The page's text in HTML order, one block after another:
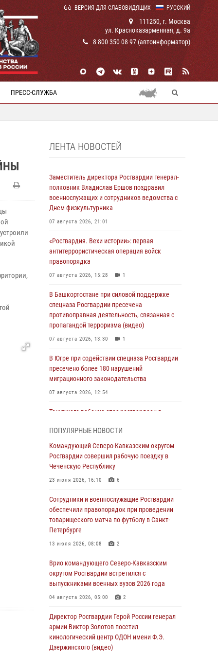
РУССКИЙ
ВЕРСИЯ ДЛЯ СЛАБОВИДЯЩИХ
111250, г. Москва
ул. Красноказарменная, д. 9а
8 800 350 08 97 (автоинформатор)
ПРЕСС-СЛУЖБА
ЛЕНТА НОВОСТЕЙ
Заместитель директора Росгвардии генерал-
полковник Владислав Ершов поздравил
военнослужащих и сотрудников ведомства с
Днем физкультурника
07 августа 2026, 21:01
«Росгвардия. Вехи истории»: первая
антитеррористическая операция войск
правопорядка
07 августа 2026, 15:28 1
В Башкортостане при силовой поддержке
спецназа Росгвардии пресечена
противоправная деятельность, связанная с
пропагандой терроризма (видео)
07 августа 2026, 13:30 1
В Югре при содействии спецназа Росгвардии
пресечено более 180 нарушений
миграционного законодательства
07 августа 2026, 12:54
Тонувшего ребенка спас росгвардеец в
Юные гости из летних лагерей посетили
кинологический центр Росгвардии (видео)
07 августа 2026, 12:20
Представители ФСБ России по Уральскому
округу Росгвардии и ветераны военной
контрразведки почтили память Николая
Кузнецова
07 августа 2026, 12:00
Ветеран войск правопорядка генерал-майор
Иван Пияшев – герой выпуска «Легенды
армии с Александром Маршалом»
07 августа 2026, 12:00
Росгвардейцы пресекли попытку руферов
подняться на крышу Смольного собора в
Санкт-Петербурге (видео)
07 августа 2026, 11:34
ПОПУЛЯРНЫЕ НОВОСТИ
Командующий Северо-Кавказским округом
Росгвардии совершил рабочую поездку в
Чеченскую Республику
23 июля 2026, 16:10 6
Сотрудники и военнослужащие Росгвардии
обеспечили правопорядок при проведении
товарищеского матча по футболу в Санкт-
Петербурге
13 июля 2026, 08:08 2
Врио командующего Северо-Кавказским
округом Росгвардии встретился с
выпускниками военных вузов 2026 года
04 августа 2026, 05:00 2
Директор Росгвардии Герой России генерал
армии Виктор Золотов посетил
кинологический центр ОДОН имени Ф.Э.
Дзержинского (видео)